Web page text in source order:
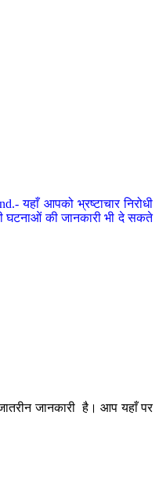
यहाँ आपको भ्रष्टाचार निरोधी
घटनाओं की जानकारी भी दे सकते
जानकारी है। आप यहाँ पर